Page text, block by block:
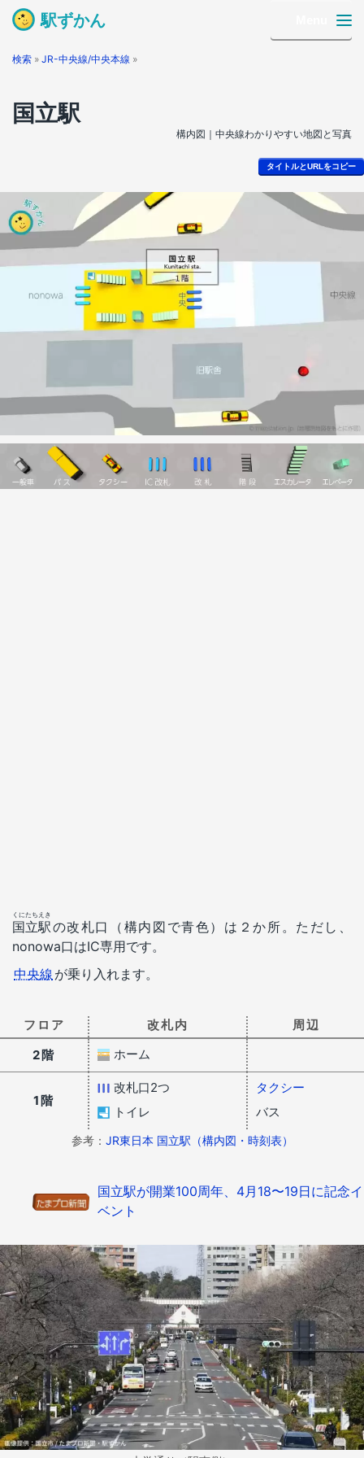
駅ずかん
検索 » JR-中央線/中央本線 »
国立駅
構内図｜中央線わかりやすい地図と写真
タイトルとURLをコピー
国立駅
くにたちえき
の改札口（構内図で青色）は２か所。ただし、
nonowa口はIC専用です。
中央線 が乗り入れます。
フロア 改札内
周辺
2階
ホーム
1階
改札口2つ
トイレ
タクシー
バス
参考： JR東日本 国立駅（構内図・時刻表）
国立駅が開業100周年、4月18〜19日に記念イ
ベント